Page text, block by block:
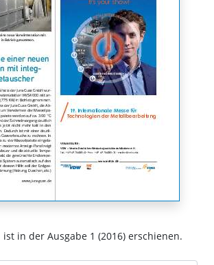
in der Ausgabe 1 (2016) erschienen.